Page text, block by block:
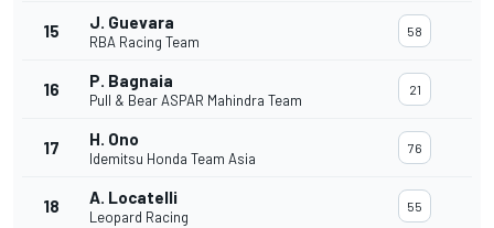
15 J. Guevara
RBA Racing Team
58
16 P. Bagnaia
Pull & Bear ASPAR Mahindra Team
21
17 H. Ono
Idemitsu Honda Team Asia
76
18 A. Locatelli
Leopard Racing
55